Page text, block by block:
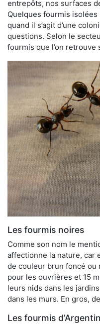
entrepôts, nos surfaces
Quelques fourmis isolées
quand il s’agit d’une
questions. Selon le
fourmis que l’on retrouve
Les fourmis noires
Comme son nom le
affectionne la nature, car
de couleur brun foncé ou
pour les ouvrières et 15
leurs nids dans les
dans les murs. En gros,
Les fourmis